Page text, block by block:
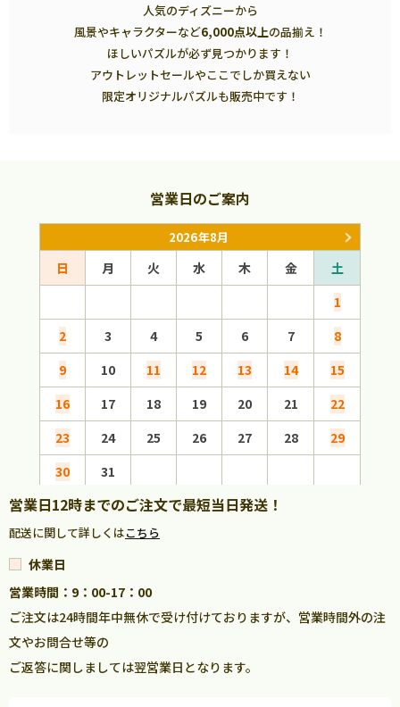
人気のディズニーから
風景やキャラクターなど6,000点以上の品揃え！
ほしいパズルが必ず見つかります！
アウトレットセールやここでしか買えない
限定オリジナルパズルも販売中です！
営業日のご案内
2026年8月
日 月 火 水 木 金
土
1
2
3 4 5 6 7
8
9
10 11 12 13 14
15
16
17 18 19 20 21
22
23
24 25 26 27 28
29
30
31
営業日12時までのご注文で最短当日発送！
配送に関して詳しくはこちら
休業日
営業時間：9：00-17：00
ご注文は24時間年中無休で受け付けておりますが、営業時間外の注
文やお問合せ等の
ご返答に関しましては翌営業日となります。